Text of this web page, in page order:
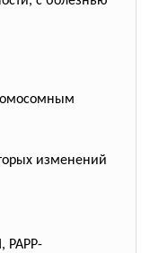
изменений
РАРР-